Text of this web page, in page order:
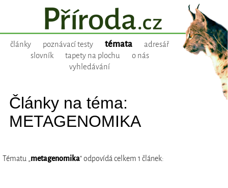
články poznávací testy témata
adresář
slovník
tapety na plochu
o nás
vyhledávání
Články na téma:
METAGENOMIKA
Tématu „metagenomika“ odpovídá celkem 1 článek: